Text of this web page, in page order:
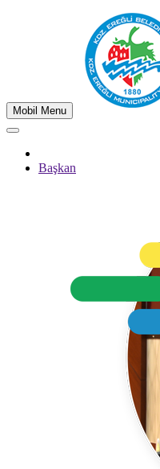
Mobil Menu
Başkan